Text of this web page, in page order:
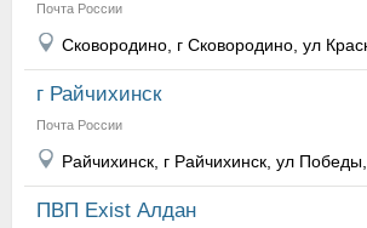
Почта России
Сковородино, г Сковородино, ул
г Райчихинск
Почта России
Райчихинск, г Райчихинск, ул
ПВП Exist Алдан